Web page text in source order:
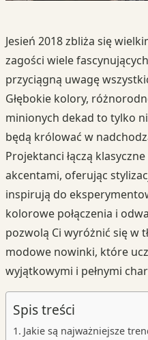
Jesień 2018 zbliża się
zagości wiele
przyciągną uwagę
Głębokie kolory,
minionych dekad to tylko
będą królować w
Projektanci łączą
akcentami, oferując
inspirują do
kolorowe połączenia i
pozwolą Ci wyróżnić się w
modowe nowinki, które
wyjątkowymi i pełnymi
Spis treści
Jakie są najważniejsze